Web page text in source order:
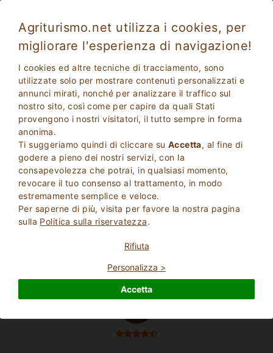
Agriturismo.net utilizza i cookies, per
migliorare l'esperienza di navigazione!
I cookies ed altre tecniche di tracciamento, sono
utilizzate solo per mostrare contenuti personalizzati e
annunci mirati, nonché per analizzare il traffico sul
nostro sito, così come per capire da quali Stati
provengono i nostri visitatori, il tutto sempre in forma
anonima.
Ti suggeriamo quindi di cliccare su Accetta, al fine di
godere a pieno dei nostri servizi, con la
consapevolezza che potrai, in qualsiasi momento,
revocare il tuo consenso al trattamento, in modo
estremamente semplice e veloce.
Per saperne di più, visita per favore la nostra pagina
sulla Politica sulla riservatezza.
Rifiuta
Personalizza >
Accetta
Chioggia 2109
Residence
Venezia, Chioggia(Mappa) 28Posti Letto
CHIEDI AL PROPRIETARIO PRENOTA
Eccezionale
9.5
Maggiori Informazioni
5 RecensioniStruttura
9.5
Eccezionale